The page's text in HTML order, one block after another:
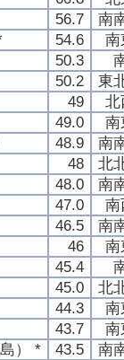
56.7
南
54.6
南
50.3
50.2
東
49
北
49.0
南
48.9
南
48
北
48.0
南
47.0
南
46.5
南
46
南
45.4
45.0
北
44.3
南
43.7
南
） * 43.5 南